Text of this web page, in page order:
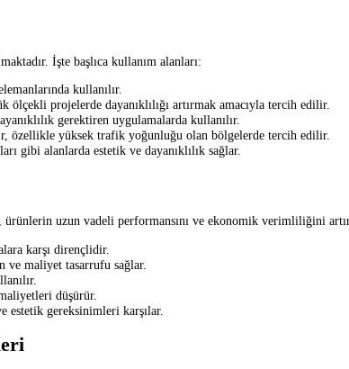
İşte başlıca kullanım alanları:
kullanılır.
projelerde dayanıklılığı artırmak amacıyla tercih edilir.
gerektiren uygulamalarda kullanılır.
özellikle yüksek trafik yoğunluğu olan bölgelerde tercih edilir.
gibi alanlarda estetik ve dayanıklılık sağlar.
uzun vadeli performansını ve ekonomik verimliliğini
karşı dirençlidir.
ve maliyet tasarrufu sağlar.
düşürür.
gereksinimleri karşılar.